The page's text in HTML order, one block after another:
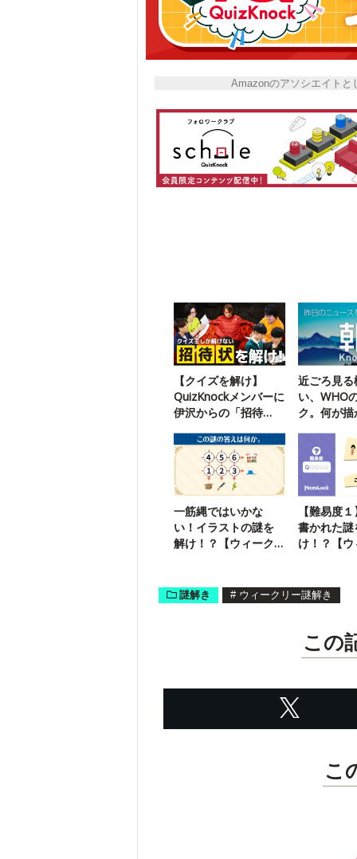
Amazonのアソシエイトと
【クイズを解け】
QuizKnockメンバーに
伊沢からの「招待
す
近ごろ見
い、WHO
ク。何が
一筋縄ではいかな
い！イラストの謎を
解け！？【ウィーク
【難易度
書かれた謎
け！？【
謎解き # ウィークリー謎解き
この
こ